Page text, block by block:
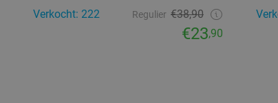
Verkocht: 222
Regulier €38,90
€23,90